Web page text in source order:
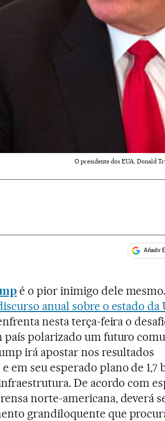
O presidente dos EUA, Donald
Añadir
é o pior inimigo dele
anual sobre o estado da
nesta terça-feira o
país polarizado um futuro
irá apostar nos resultados
em seu esperado plano de 1,7
De acordo com
norte-americana, deverá
grandiloquente que